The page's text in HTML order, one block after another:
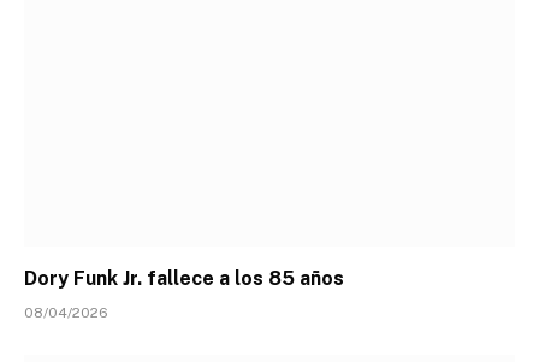
Dory Funk Jr. fallece a los 85 años
08/04/2026